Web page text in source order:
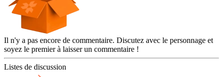
Il n'y a pas encore de commentaire. Discutez avec le personnage et
soyez le premier à laisser un commentaire !
Listes de discussion